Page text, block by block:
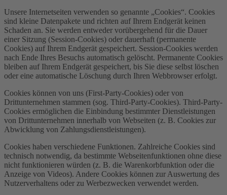
Unsere Internetseiten verwenden so genannte „Cookies“. Cookies
sind kleine Datenpakete und richten auf Ihrem Endgerät keinen
Schaden an. Sie werden entweder vorübergehend für die Dauer
einer Sitzung (Session-Cookies) oder dauerhaft (permanente
Cookies) auf Ihrem Endgerät gespeichert. Session-Cookies werden
nach Ende Ihres Besuchs automatisch gelöscht. Permanente Cookies
bleiben auf Ihrem Endgerät gespeichert, bis Sie diese selbst löschen
oder eine automatische Löschung durch Ihren Webbrowser erfolgt.
Cookies können von uns (First-Party-Cookies) oder von
Drittunternehmen stammen (sog. Third-Party-Cookies). Third-Party-
Cookies ermöglichen die Einbindung bestimmter Dienstleistungen
von Drittunternehmen innerhalb von Webseiten (z. B. Cookies zur
Abwicklung von Zahlungsdienstleistungen).
Cookies haben verschiedene Funktionen. Zahlreiche Cookies sind
technisch notwendig, da bestimmte Webseitenfunktionen ohne diese
nicht funktionieren würden (z. B. die Warenkorbfunktion oder die
Anzeige von Videos). Andere Cookies können zur Auswertung des
Nutzerverhaltens oder zu Werbezwecken verwendet werden.